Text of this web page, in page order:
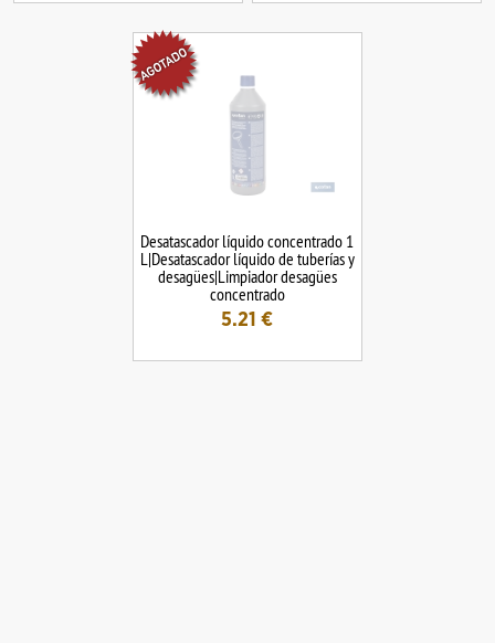
Desatascador líquido concentrado 1
L|Desatascador líquido de tuberías y
desagües|Limpiador desagües
concentrado
5.21 €